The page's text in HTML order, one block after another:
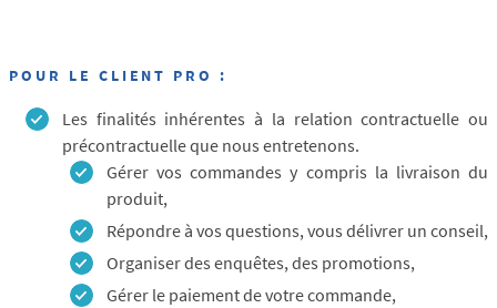
POUR LE CLIENT PRO :
Les finalités inhérentes à la relation contractuelle ou
précontractuelle que nous entretenons.
Gérer vos commandes y compris la livraison du
produit,
Répondre à vos questions, vous délivrer un conseil,
Organiser des enquêtes, des promotions,
Gérer le paiement de votre commande,